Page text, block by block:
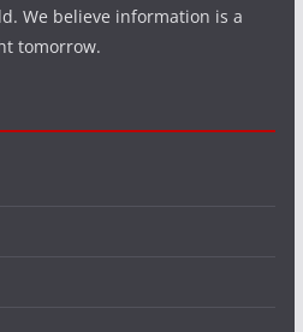
We believe information is a
tomorrow.